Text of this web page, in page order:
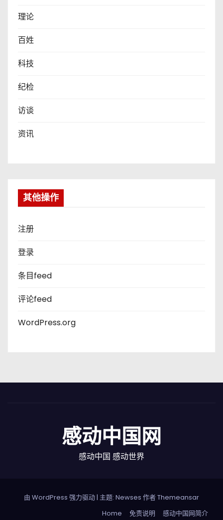
理论
百姓
科技
纪检
访谈
资讯
其他操作
注册
登录
条目feed
评论feed
WordPress.org
感动中国网
感动中国 感动世界
由 WordPress 强力驱动| 主题: Newses 作者Themeansar
Home
免责说明 感动中国网简介